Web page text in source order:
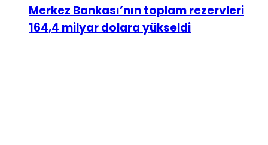
Merkez Bankası’nın toplam rezervleri
164,4 milyar dolara yükseldi